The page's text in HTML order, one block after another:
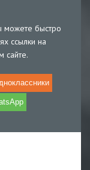
можете быстро
ссылки на
сайте.